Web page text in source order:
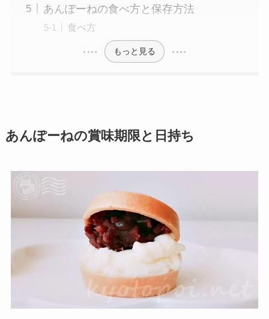
あんぽーねの食べ方と保存方法
食べ方
もっと見る
あんぽーねの賞味期限と日持ち